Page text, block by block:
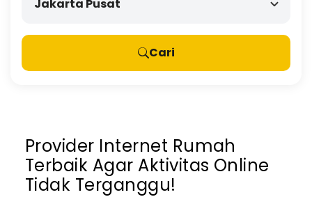
Cari
Provider Internet Rumah
Terbaik Agar Aktivitas Online
Tidak Terganggu!